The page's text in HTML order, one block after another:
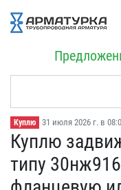
Куплю 31 июля 2026 г. в
Куплю
типу